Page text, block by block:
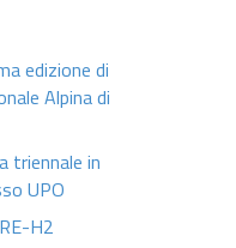
edizione di
Alpina di
triennale in
UPO
H2